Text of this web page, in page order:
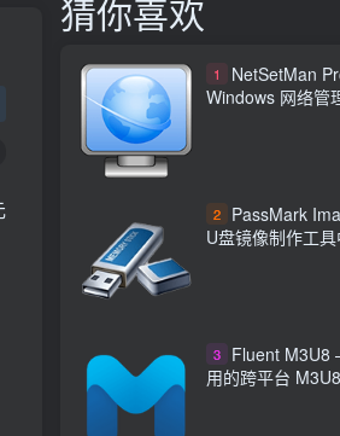
猜你喜欢
1
NetSetMan
Windows 网络管
2
PassMark
U盘镜像制作工
3
Fluent M3U8
用的跨平台